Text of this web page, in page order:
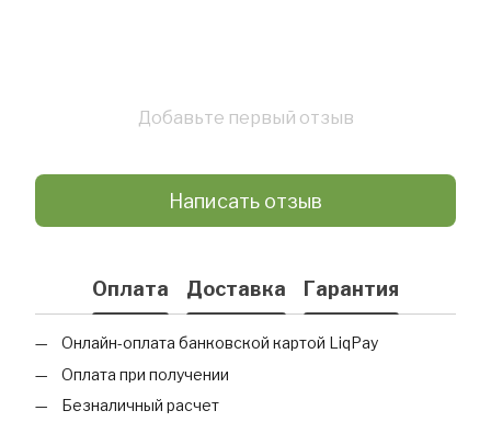
Добавьте первый отзыв
Написать отзыв
Оплата Доставка Гарантия
Онлайн-оплата банковской картой LiqPay
Оплата при получении
Безналичный расчет